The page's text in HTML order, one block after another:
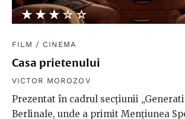
★★★★★
☆☆☆☆☆
FILM / CINEMA
Casa prietenului
VICTOR MOROZOV
Prezentat în cadrul secțiunii
Berlinale, unde a primit Mențiunea